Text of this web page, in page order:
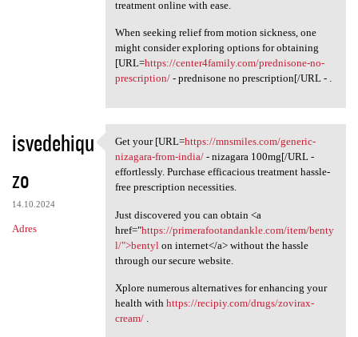
treatment online with ease.
When seeking relief from motion sickness, one
might consider exploring options for obtaining
[URL=https://center4family.com/prednisone-no-
prescription/- prednisone no prescription[/URL - .
isvedehiqu
zo
14.10.2024
Adres
Get your [URL=https:/
Get your [URL=https://mnsmiles.com/generic-
nizagara-from-india/- nizagara 100mg[/URL -
effortlessly. Purchase efficacious treatment hassle-
free prescription necessities.
Just discovered you can obtain <a
href="https://primerafootandankle.com/item/benty
l/">bentyl on internet</a> without the hassle
through our secure website.
Xplore numerous alternatives for enhancing your
health with https://recipiy.com/drugs/zovirax-
cream/.